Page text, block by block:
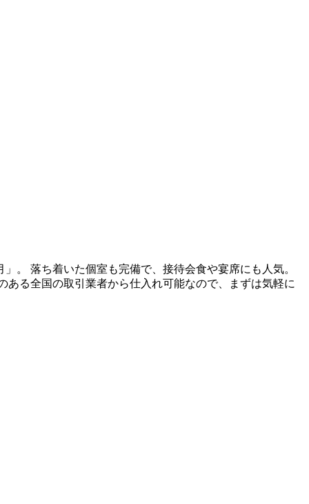
。 落ち着いた個室も完備で、接待会食や宴席にも人気。
る全国の取引業者から仕入れ可能なので、まずは気軽に